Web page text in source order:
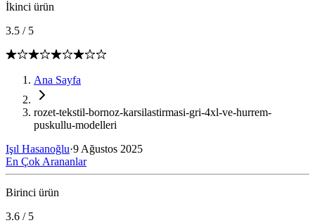
İkinci ürün
3.5 / 5
Ana Sayfa
rozet-tekstil-bornoz-karsilastirmasi-gri-4xl-ve-hurrem-
puskullu-modelleri
Işıl Hasanoğlu·9 Ağustos 2025
En Çok Arananlar
Birinci ürün
3.6 / 5